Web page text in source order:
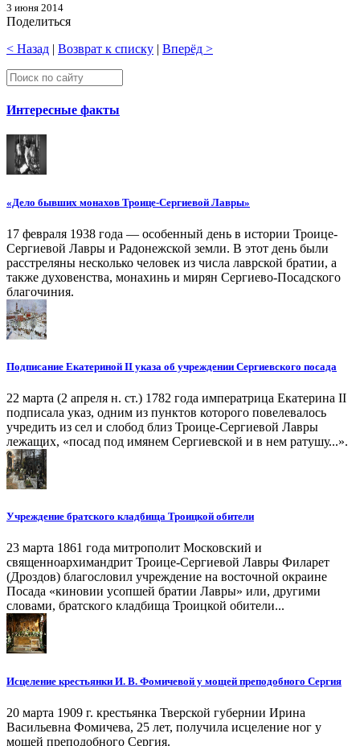
3 июня 2014
Поделиться
< Назад | Возврат к списку | Вперёд >
Интересные факты
«Дело бывших монахов Троице-Сергиевой Лавры»
17 февраля 1938 года — особенный день в истории Троице-
Сергиевой Лавры и Радонежской земли. В этот день были
расстреляны несколько человек из числа лаврской братии, а
также духовенства, монахинь и мирян Сергиево-Посадского
благочиния.
Подписание Екатериной II указа об учреждении Сергиевского посада
22 марта (2 апреля н. ст.) 1782 года императрица Екатерина II
подписала указ, одним из пунктов которого повелевалось
учредить из сел и слобод близ Троице-Сергиевой Лавры
лежащих, «посад под имянем Сергиевской и в нем ратушу...».
Учреждение братского кладбища Троицкой обители
23 марта 1861 года митрополит Московский и
священноархимандрит Троице-Сергиевой Лавры Филарет
(Дроздов) благословил учреждение на восточной окраине
Посада «киновии усопшей братии Лавры» или, другими
словами, братского кладбища Троицкой обители...
Исцеление крестьянки И. В. Фомичевой у мощей преподобного Сергия
20 марта 1909 г. крестьянка Тверской губернии Ирина
Васильевна Фомичева, 25 лет, получила исцеление ног у
мощей преподобного Сергия.